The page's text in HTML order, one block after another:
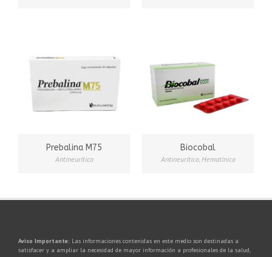
Prebalina M75
Antineurítico
Biocobal
Antineurítico,Hematínico
Aviso Importante: Las informaciones contenidas en este medio son destinadas a
satisfacer y a ampliar la necesidad de mayor información a profesionales de la salud,